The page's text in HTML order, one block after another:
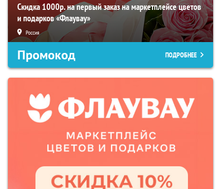
Скидка 1000р. на первый заказ на маркетплейсе цветов
и подарков «Флаувау»
Россия
Промокод ПОДРОБНЕЕ